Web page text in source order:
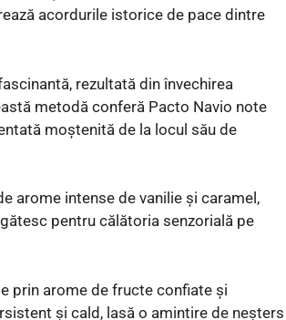
acordurile istorice de pace dintre
rezultată din învechirea
metodă conferă Pacto Navio note
moștenită de la locul său de
arome intense de vanilie și caramel,
pentru călătoria senzorială pe
prin arome de fructe confiate și
și cald, lasă o amintire de neșters